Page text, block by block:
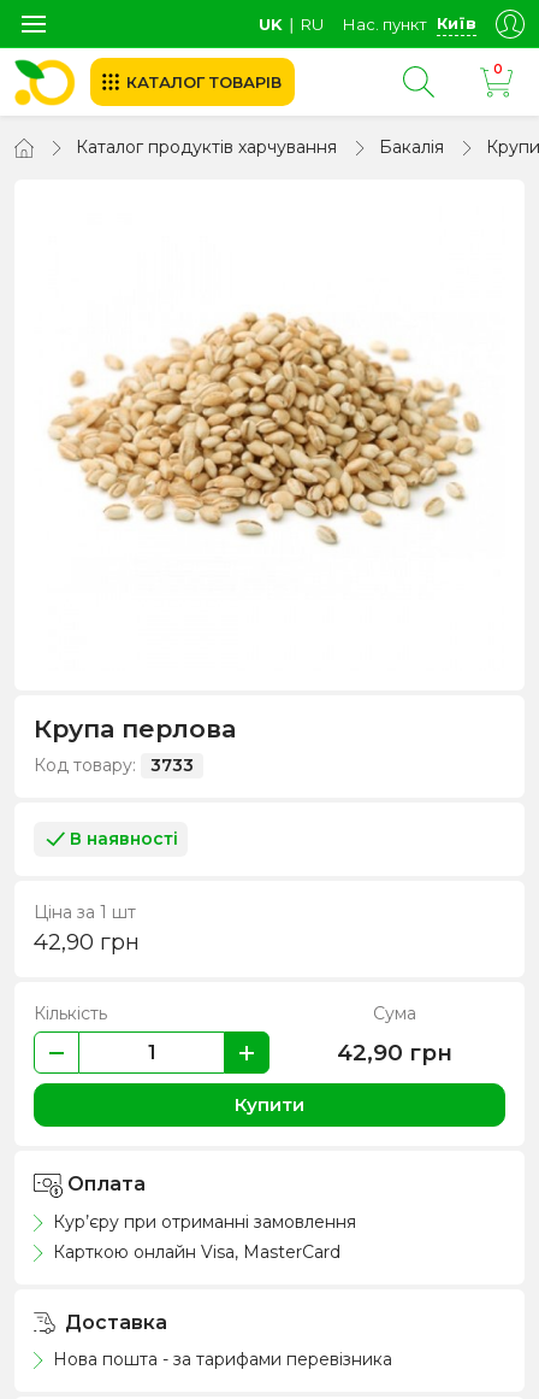
UK ∣ RU Нас. пункт Київ
КАТАЛОГ ТОВАРІВ
0
Каталог продуктів харчування Бакалія Крупи
Крупа перлова
Код товару: 3733
В наявності
Ціна за 1 шт
42,90 грн
Кількість Сума
42,90 грн
Купити
Оплата
Кур’єру при отриманні замовлення
Карткою онлайн Visa, MasterCard
Доставка
Нова пошта - за тарифами перевізника